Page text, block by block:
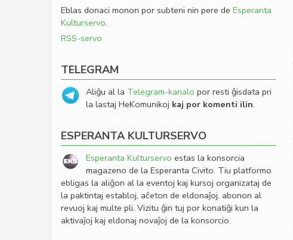
Eblas donaci monon por subteni nin pere de Esperanta
Kulturservo.
RSS-servo
TELEGRAM
Aliĝu al la Telegram-kanalo por resti ĝisdata pri
la lastaj HeKomunikoj kaj por komenti ilin.
ESPERANTA KULTURSERVO
Esperanta Kulturservo estas la konsorcia
magazeno de la Esperanta Civito. Tiu platformo
ebligas la aliĝon al la eventoj kaj kursoj organizataj de
la paktintaj establoj, aĉeton de eldonaĵoj, abonon al
revuoj kaj multe pli. Vizitu ĝin tuj por konatiĝi kun la
aktivaĵoj kaj eldonaj novaĵoj de la konsorcio.